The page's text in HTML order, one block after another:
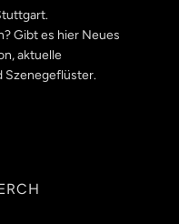
Gibt es hier Neues
aktuelle
Szenegeflüster.